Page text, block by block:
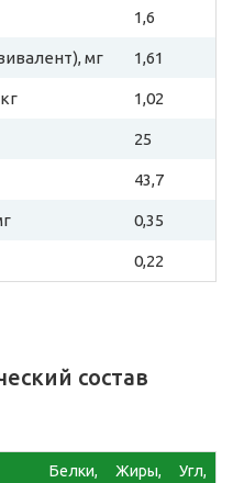
1,6
мг 1,61
1,02
25
43,7
0,35
0,22
состав
Белки,
Жиры,
Угл,